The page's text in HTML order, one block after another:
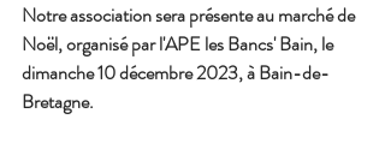
Notre association sera présente au marché de
Noël, organisé par l'APE les Bancs' Bain, le
dimanche 10 décembre 2023, à Bain-de-
Bretagne.